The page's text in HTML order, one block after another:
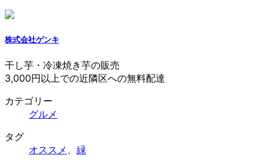
株式会社ゲンキ
干し芋・冷凍焼き芋の販売
3,000円以上での近隣区への無料配達
カテゴリー
グルメ
タグ
オススメ
緑